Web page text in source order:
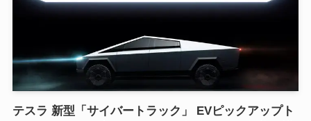
テスラ 新型「サイバートラック」 EVピックアップト